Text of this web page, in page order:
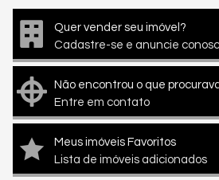
Quer vender seu imóvel?
Cadastre-se e anuncie
Não encontrou o que
Entre em contato
Meus imóveis Favoritos
Lista de imóveis adicionados